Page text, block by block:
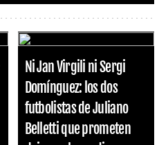
Ni Jan Virgili ni Sergi
Domínguez: los dos
futbolistas de Juliano
Belletti que prometen